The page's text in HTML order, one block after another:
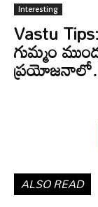
Interesting
Vastu
గుమ్మం
ALSO READ